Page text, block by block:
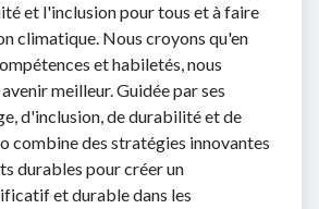
et l'inclusion pour tous et à faire
climatique. Nous croyons qu'en
et habiletés, nous
meilleur. Guidée par ses
d'inclusion, de durabilité et de
combine des stratégies innovantes
durables pour créer un
et durable dans les